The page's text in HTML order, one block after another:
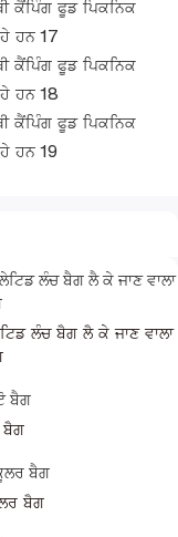
ਲੰਚ ਬੈਗ ਲੈ ਕੇ ਜਾਣ ਵਾਲਾ
ਬੈਗ
ਬੈਗ